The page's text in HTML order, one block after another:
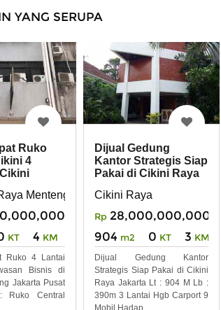
YANG SERUPA
Ruko
4
Menteng Jakarta pusat
KT 4 KM
Ruko 4 Lantai
Bisnis di
Jakarta Pusat
Ruko Central
Dijual Gedung
Kantor Strategis Siap
Pakai di Cikini Raya
Cikini Raya
Rp 28,000,000,000
904 m2 0 KT 3 KM
Dijual Gedung Kantor
Strategis Siap Pakai di Cikini
Raya Jakarta Lt : 904 M Lb :
390m 3 Lantai Hgb Carport 9
Mobil Hadap